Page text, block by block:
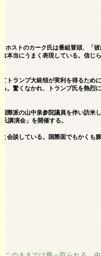
ストのカーク氏は番組冒頭、「彼
本当にうまく表現している。信じ
トランプ大統領が実利を得るため
。驚くなかれ、トランプ氏を熱烈
際派の山中泉参院議員を伴い訪米
講演会」を開催する。
会談している。国際面でもかくも